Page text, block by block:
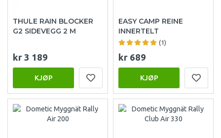
THULE RAIN BLOCKER
G2 SIDEVEGG 2 M
kr 3 189
KJØP
EASY CAMP REINE
INNERTELT
(1)
kr 689
KJØP